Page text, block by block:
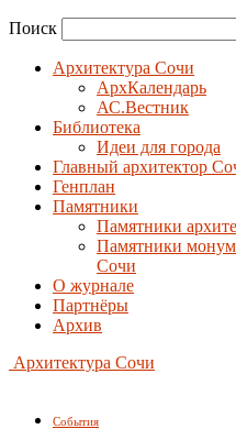
Поиск
Архитектура Сочи
АрхКалендарь
АС.Вестник
Библиотека
Идеи для города
Главный архитектор
Генплан
Памятники
Памятники
Памятники
Сочи
О журнале
Партнёры
Архив
Архитектура Сочи
События